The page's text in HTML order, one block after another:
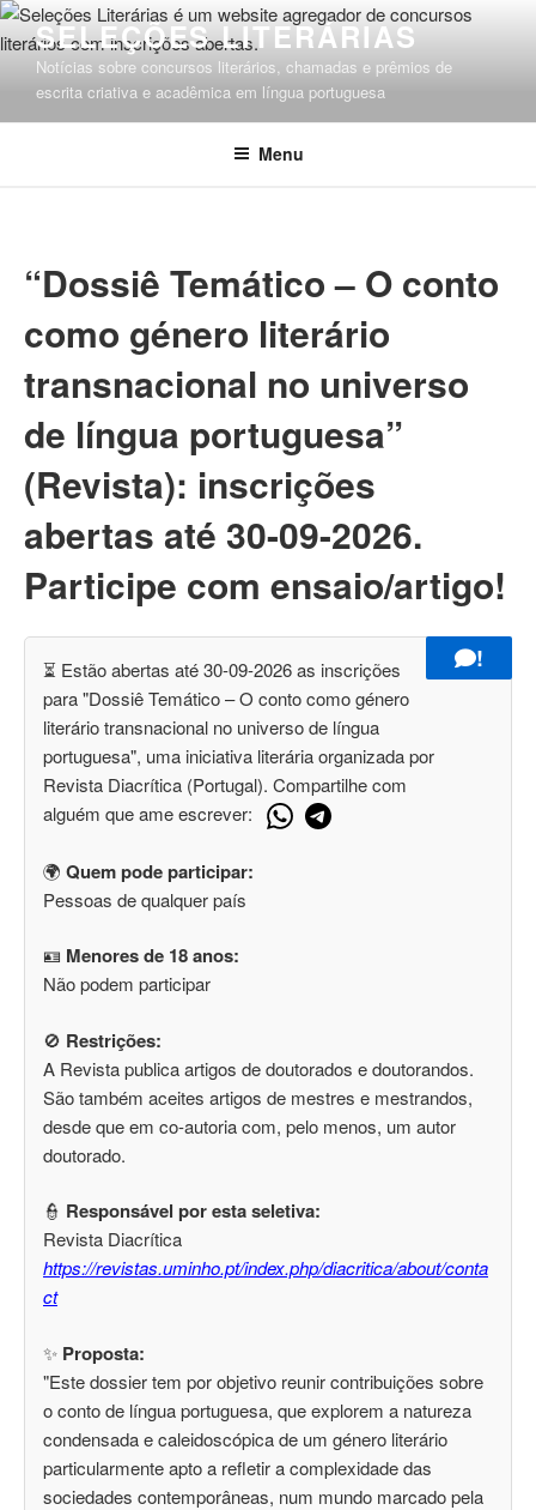
Pular
para
conteúdo
SELEÇÕES LITERÁRIAS
Notícias sobre concursos literários, chamadas e prêmios de
escrita criativa e acadêmica em língua portuguesa
Menu
“Dossiê Temático – O conto
como género literário
transnacional no universo
de língua portuguesa”
(Revista): inscrições
abertas até 30-09-2026.
Participe com ensaio/artigo!
!
⏳ Estão abertas até 30-09-2026 as inscrições
para "Dossiê Temático – O conto como género
literário transnacional no universo de língua
portuguesa", uma iniciativa literária organizada por
Revista Diacrítica (Portugal). Compartilhe com
alguém que ame escrever:
🌍 Quem pode participar:
Pessoas de qualquer país
🪪 Menores de 18 anos:
Não podem participar
🚫 Restrições:
A Revista publica artigos de doutorados e doutorandos.
São também aceites artigos de mestres e mestrandos,
desde que em co-autoria com, pelo menos, um autor
doutorado.
👮 Responsável por esta seletiva:
Revista Diacrítica
https://revistas.uminho.pt/index.php/diacritica/about/conta
ct
✨ Proposta:
"Este dossier tem por objetivo reunir contribuições sobre
o conto de língua portuguesa, que explorem a natureza
condensada e caleidoscópica de um género literário
particularmente apto a refletir a complexidade das
sociedades contemporâneas, num mundo marcado pela